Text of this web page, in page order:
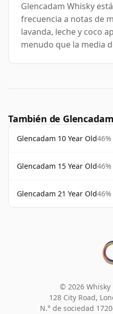
Glencadam Whisky
frecuencia a notas de
lavanda, leche y coco
menudo que la media
También de Glencadam
Glencadam 10 Year Old46%
Glencadam 15 Year Old46%
Glencadam 21 Year Old46%
© 2026 Whisky
128 City Road,
N.° de sociedad